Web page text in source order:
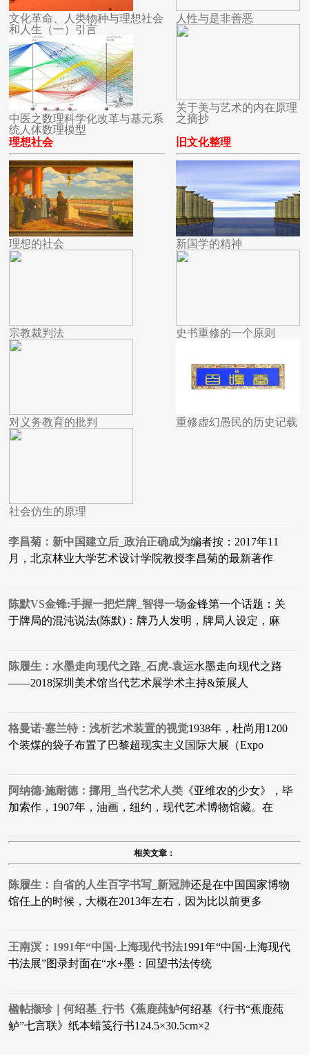
文化革命、人类物种与理想社会
和人生（一）引言
中医之数理科学化改革与基元系
统人体数理模型
人性与是非善恶
关于美与艺术的内在原理
之摘抄
理想社会
理想的社会
宗教裁判法
对义务教育的批判
社会仿生的原理
旧文化整理
新国学的精神
史书重修的一个原则
重修虚幻愚民的历史记载
李昌菊：新中国建立后_政治正确成为编者按：2017年11
月，北京林业大学艺术设计学院教授李昌菊的最新著作
陈默VS金锋:手握一把烂牌_智得一场金锋第一个话题：关
于牌局的混沌说法(陈默)：牌乃人发明，牌局人设定，麻
陈履生：水墨走向现代之路_石虎-袁运水墨走向现代之路
——2018深圳美术馆当代艺术展学术主持&策展人
格曼诺·塞兰特：浅析艺术装置的视觉1938年，杜尚用1200
个装煤的袋子布置了巴黎超现实主义国际大展（Expo
阿纳德·施耐德：挪用_当代艺术人类 ​《亚维农的少女》，毕
加索作，1907年，油画，纽约，现代艺术博物馆藏。在
相关文章：
陈履生：自省的人生百字书写_新冠肺还是在中国国家博物
馆任上的时候，大概在2013年左右，因为比以前更多
王南溟：1991年“中国·上海现代书法1991年“中国·上海现代
书法展”图录封面在“水+墨：回望书法传统
楹帖撷珍｜何绍基_行书​《蕉鹿莼鲈何绍基《行书“蕉鹿莼
鲈”七言联》纸本蜡笺行书124.5×30.5cm×2